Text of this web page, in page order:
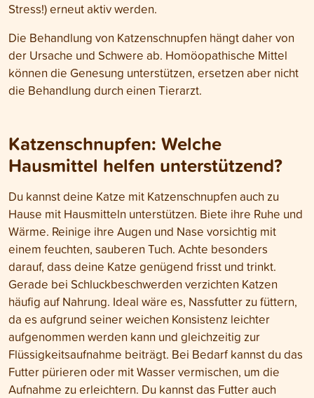
Stress!) erneut aktiv werden.
Die Behandlung von Katzenschnupfen hängt daher von
der Ursache und Schwere ab. Homöopathische Mittel
können die Genesung unterstützen, ersetzen aber nicht
die Behandlung durch einen Tierarzt.
Katzenschnupfen: Welche
Hausmittel helfen unterstützend?
Du kannst deine Katze mit Katzenschnupfen auch zu
Hause mit Hausmitteln unterstützen. Biete ihre Ruhe und
Wärme. Reinige ihre Augen und Nase vorsichtig mit
einem feuchten, sauberen Tuch. Achte besonders
darauf, dass deine Katze genügend frisst und trinkt.
Gerade bei Schluckbeschwerden verzichten Katzen
häufig auf Nahrung. Ideal wäre es, Nassfutter zu füttern,
da es aufgrund seiner weichen Konsistenz leichter
aufgenommen werden kann und gleichzeitig zur
Flüssigkeitsaufnahme beiträgt. Bei Bedarf kannst du das
Futter pürieren oder mit Wasser vermischen, um die
Aufnahme zu erleichtern. Du kannst das Futter auch